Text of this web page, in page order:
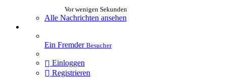
Vor wenigen Sekunden
Alle Nachrichten ansehen
Ein Fremder Besucher
Einloggen
Registrieren